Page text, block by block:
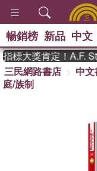
暢銷榜 新品 中文
大獎肯定！A.F.
三民網路書店
中
庭/族制